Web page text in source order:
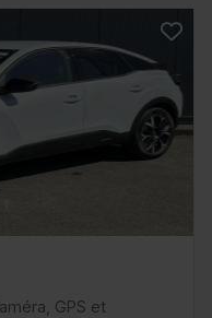
GPS et